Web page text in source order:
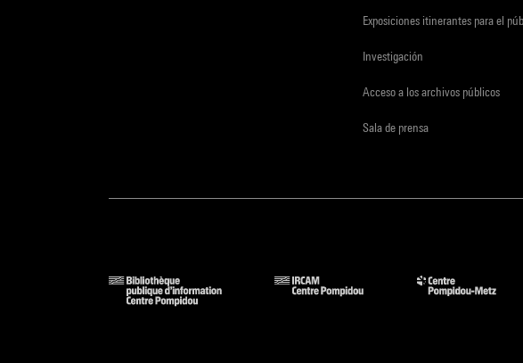
Exposiciones itinerantes para el
Investigación
Acceso a los archivos públicos
Sala de prensa